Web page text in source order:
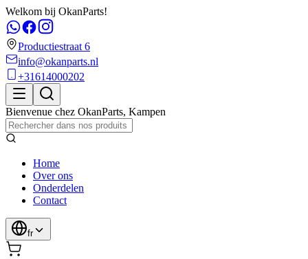
Welkom bij OkanParts!
Productiestraat 6
info@okanparts.nl
+31614000202
Bienvenue chez OkanParts, Kampen
Home
Over ons
Onderdelen
Contact
fr